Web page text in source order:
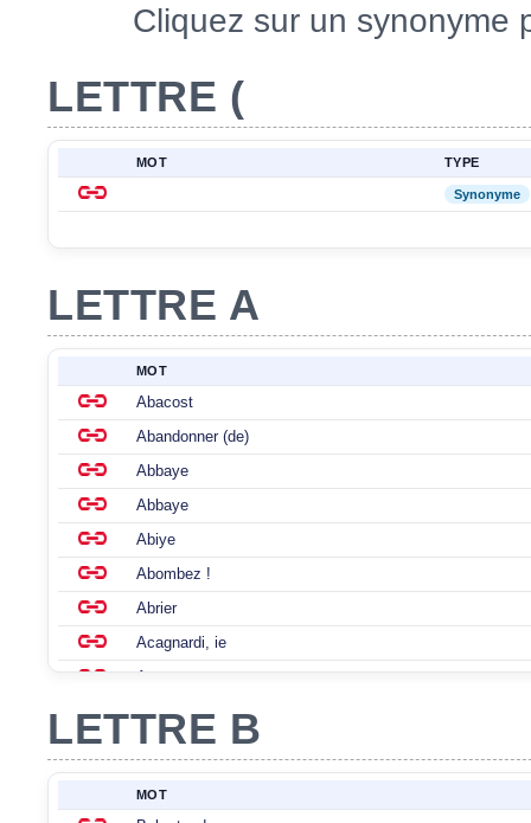
Cliquez sur un synonyme
LETTRE (
MOT TYPE
Synonyme
LETTRE A
MOT
Abacost
Abandonner (de)
Abbaye
Abbaye
Abiye
Abombez !
Abrier
Acagnardi, ie
Accompagner
Accotage
LETTRE B
MOT